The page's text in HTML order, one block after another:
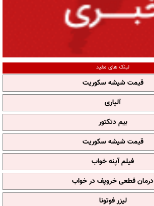
لینک های مفید
قیمت شیشه سکوریت
آلپاری
بیم دتکتور
قیمت شیشه سکوریت
فیلم آپنه خواب
درمان قطعی خروپف در خواب
لیزر فوتونا